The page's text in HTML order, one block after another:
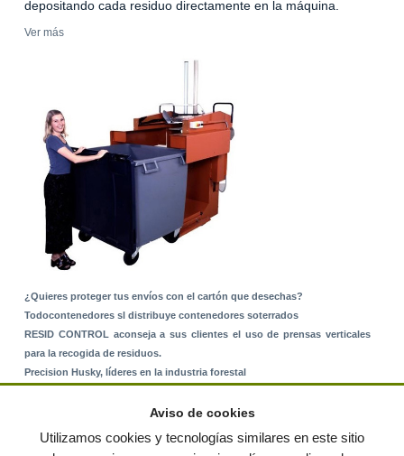
depositando cada residuo directamente en la máquina.
Ver más
¿Quieres proteger tus envíos con el cartón que desechas?
Todocontenedores sl distribuye contenedores soterrados
RESID CONTROL aconseja a sus clientes el uso de prensas verticales
para la recogida de residuos.
Precision Husky, líderes en la industria forestal
Aviso de cookies
Utilizamos cookies y tecnologías similares en este sitio